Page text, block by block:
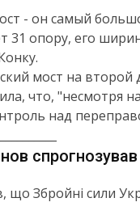
- он самый
31 опору, его
мост на
что, "несмотря
над
спрогнозував
Збройні сили